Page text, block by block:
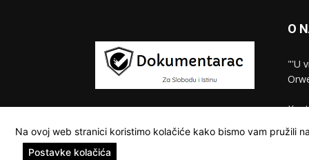
O
"'U
Na ovoj web stranici koristimo kolačiće kako bismo vam pružili
Postavke kolačića